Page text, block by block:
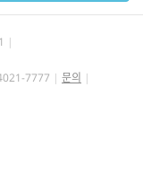
7777
문의